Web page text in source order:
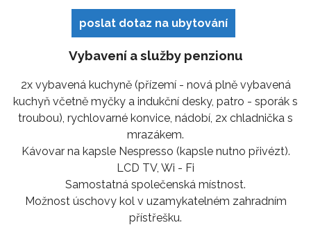
poslat dotaz na ubytování
Vybavení a služby penzionu
2x vybavená kuchyně (přízemí - nová plně vybavená
kuchyň včetně myčky a indukční desky, patro - sporák s
troubou), rychlovarné konvice, nádobí, 2x chladnička s
mrazákem.
Kávovar na kapsle Nespresso (kapsle nutno přivézt).
LCD TV, Wi - Fi
Samostatná společenská místnost.
Možnost úschovy kol v uzamykatelném zahradním
přístřešku.